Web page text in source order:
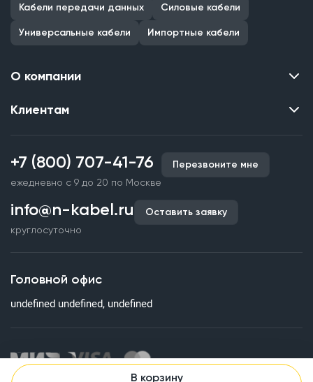
В корзину
Кабели передачи данных Силовые кабели
Универсальные кабели Импортные кабели
О компании
Контакты
Наши объекты
Партнерство
Документы и реквизиты
Клиентам
Производство кабельной продукции
Срочное изготовление
Оплата и доставка
Гарантия качества
Статьи
Вопросы и ответы
+7 (800) 707-41-76
ежедневно с 9 до 20 по Москве
Перезвоните мне
info@n-kabel.ru
круглосуточно
Оставить заявку
Головной офис
undefined undefined, undefined